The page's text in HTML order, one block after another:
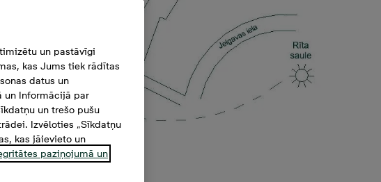
un pastāvīgi
kas Jums tiek rādītas
datus un
un Informācijā par
un trešo pušu
Izvēloties „Sīkdatņu
kas jāievieto un
paziņojumā un